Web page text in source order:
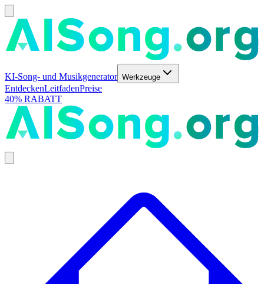
KI-Song- und Musikgenerator Werkzeuge
EntdeckenLeitfadenPreise
40% RABATT